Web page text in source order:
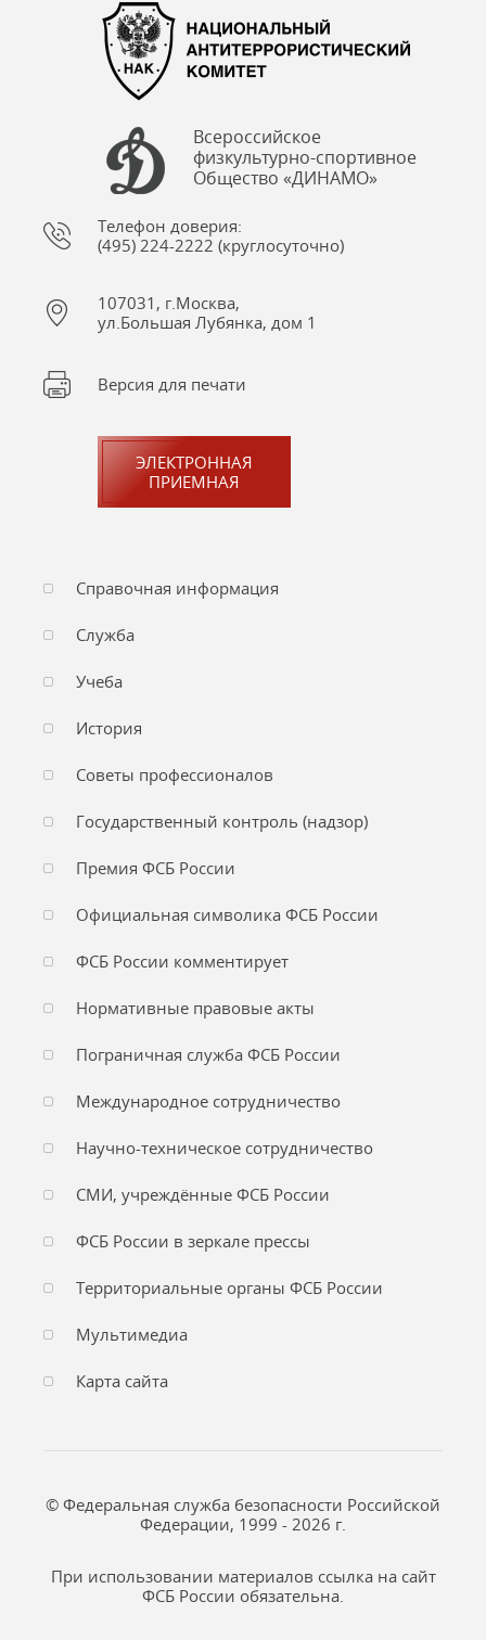
Всероссийское
физкультурно-спортивное
Общество «ДИНАМО»
Телефон доверия:
(495) 224-2222 (круглосуточно)
107031, г.Москва,
ул.Большая Лубянка, дом 1
Версия для печати
ЭЛЕКТРОННАЯ
ПРИЕМНАЯ
Справочная информация
Служба
Учеба
История
Советы профессионалов
Государственный контроль (надзор)
Премия ФСБ России
Официальная символика ФСБ России
ФСБ России комментирует
Нормативные правовые акты
Пограничная служба ФСБ России
Международное сотрудничество
Научно-техническое сотрудничество
СМИ, учреждённые ФСБ России
ФСБ России в зеркале прессы
Территориальные органы ФСБ России
Мультимедиа
Карта сайта
© Федеральная служба безопасности Российской
Федерации, 1999 - 2026 г.
При использовании материалов ссылка на сайт
ФСБ России обязательна.